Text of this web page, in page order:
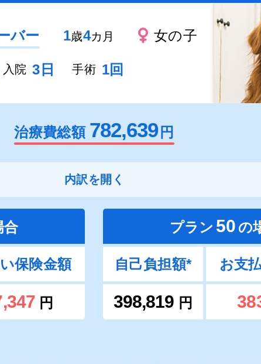
バー 1歳4カ月 女の子
入院 3日 手術 1回
治療費総額 782,639 円
内訳を開く
合
保険金額
円
プラン 50 の
自己負担額* お支
398,819 円